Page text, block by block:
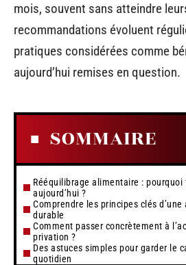
mois, souvent sans atteindre
recommandations évoluent
pratiques considérées comme
aujourd’hui remises en question.
SOMMAIRE
Rééquilibrage alimentaire : pourquoi
aujourd’hui ?
Comprendre les principes clés
durable
Comment passer concrètement à
privation ?
Des astuces simples pour garder le
quotidien